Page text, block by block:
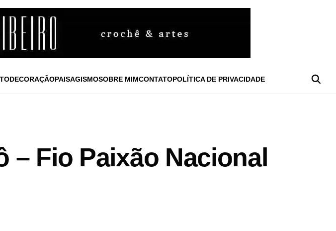
DECORAÇÃOPAISAGISMOSOBRE MIMCONTATOPOLÍTICA DE PRIVACIDADE
– Fio Paixão Nacional